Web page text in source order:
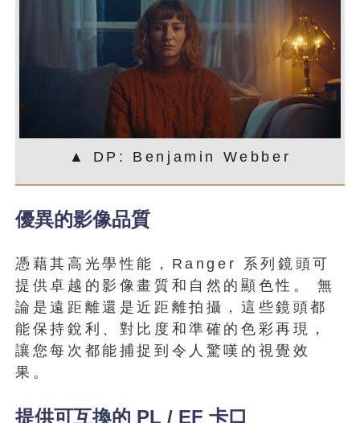
▲ DP: Benjamin Webber
優異的影像品質
憑藉其高光學性能，Ranger 系列鏡頭可
提供卓越的影像畫質和自然的顯色性。 無
論是遠距離還是近距離拍攝，這些鏡頭都
能保持銳利、對比度和準確的色彩再現，
讓您每次都能捕捉到令人驚嘆的視覺效
果。
提供可互換的 PL / EF 卡口